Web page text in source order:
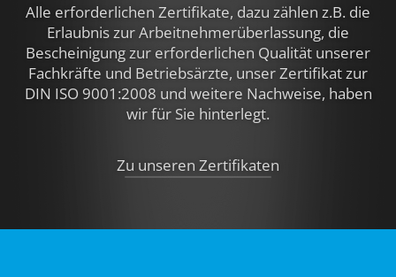
Alle erforderlichen Zertifikate, dazu zählen z.B. die
Erlaubnis zur Arbeitnehmerüberlassung, die
Bescheinigung zur erforderlichen Qualität unserer
Fachkräfte und Betriebsärzte, unser Zertifikat zur
DIN ISO 9001:2008 und weitere Nachweise, haben
wir für Sie hinterlegt.
Zu unseren Zertifikaten